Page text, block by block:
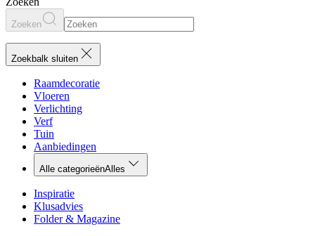
Zoeken
Zoekbalk sluiten
Raamdecoratie
Vloeren
Verlichting
Verf
Tuin
Aanbiedingen
Alle categorieënAlles
Inspiratie
Klusadvies
Folder & Magazine